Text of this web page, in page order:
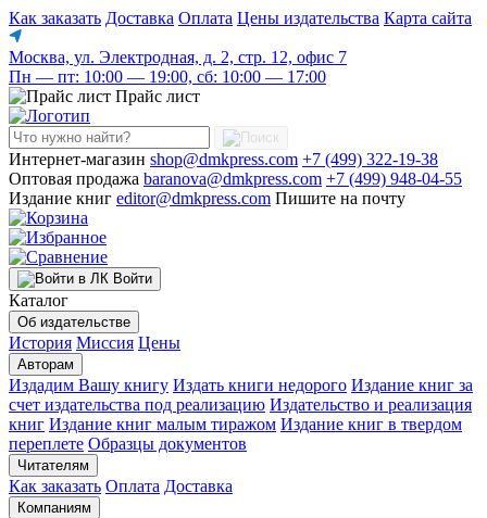
Как заказать Доставка Оплата Цены издательства Карта сайта
Москва, ул. Электродная, д. 2, стр. 12, офис 7
Пн — пт: 10:00 — 19:00, сб: 10:00 — 17:00
Прайс лист
Интернет-магазин shop@dmkpress.com +7 (499) 322-19-38
Оптовая продажа baranova@dmkpress.com +7 (499) 948-04-55
Издание книг editor@dmkpress.com Пишите на почту
Войти
Каталог
Об издательстве
История Миссия Цены
Авторам
Издадим Вашу книгу Издать книги недорого Издание книг за
счет издательства под реализацию Издательство и реализация
книг Издание книг малым тиражом Издание книг в твердом
переплете Образцы документов
Читателям
Как заказать Оплата Доставка
Компаниям